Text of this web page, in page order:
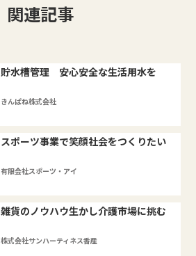
関連記事
貯水槽管理 安心安全な生活用水を
きんぱね株式会社
スポーツ事業で笑顔社会をつくりたい
有限会社スポーツ・アイ
雑貨のノウハウ生かし介護市場に挑む
株式会社サンハーティネス香産